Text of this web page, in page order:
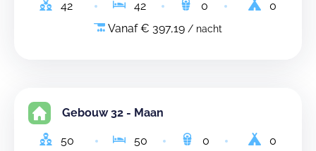
42 42 0
0
Vanaf € 397,19 / nacht
Gebouw 32 - Maan
50 50 0
0